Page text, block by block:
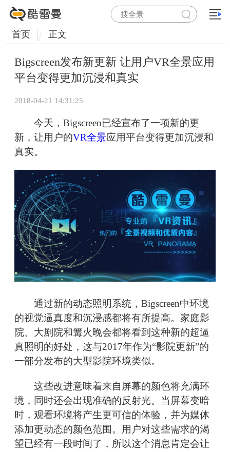
首页 正文
Bigscreen发布新更新 让用户VR全景应用
平台变得更加沉浸和真实
2018-04-21 14:31:25
今天，Bigscreen已经宣布了一项新的更
新，让用户的VR全景应用平台变得更加沉浸和
真实。
通过新的动态照明系统，Bigscreen中环境
的视觉逼真度和沉浸感都将有所提高。家庭影
院、大剧院和篝火晚会都将看到这种新的超逼
真照明的好处，这与2017年作为“影院更新”的
一部分发布的大型影院环境类似。
这些改进意味着来自屏幕的颜色将充满环
境，同时还会出现准确的反射光。当屏幕变暗
时，观看环境将产生更可信的体验，并为媒体
添加更动态的颜色范围。用户对这些需求的渴
望已经有一段时间了，所以这个消息肯定会让